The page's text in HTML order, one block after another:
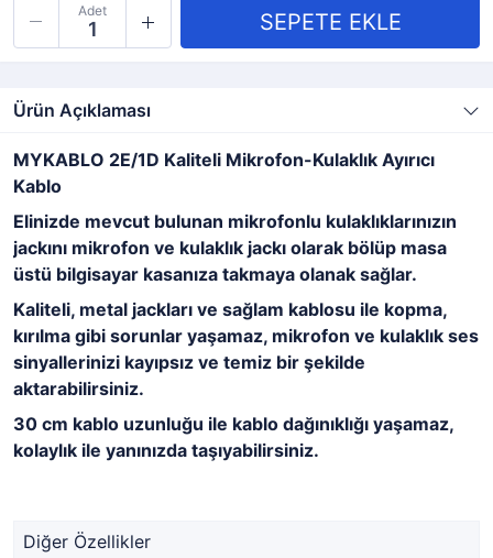
Adet
Ürün Açıklaması
MYKABLO 2E/1D Kaliteli Mikrofon-Kulaklık Ayırıcı
Kablo
Elinizde mevcut bulunan mikrofonlu kulaklıklarınızın
jackını mikrofon ve kulaklık jackı olarak bölüp masa
üstü bilgisayar kasanıza takmaya olanak sağlar.
Kaliteli, metal jackları ve sağlam kablosu ile kopma,
kırılma gibi sorunlar yaşamaz, mikrofon ve kulaklık ses
sinyallerinizi kayıpsız ve temiz bir şekilde
aktarabilirsiniz.
30 cm kablo uzunluğu ile kablo dağınıklığı yaşamaz,
kolaylık ile yanınızda taşıyabilirsiniz.
Diğer Özellikler